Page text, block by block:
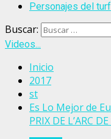
Personajes del turf
Buscar:
Videos...
Inicio
2017
st
Es Lo Mejor de
PRIX DE L’ARC